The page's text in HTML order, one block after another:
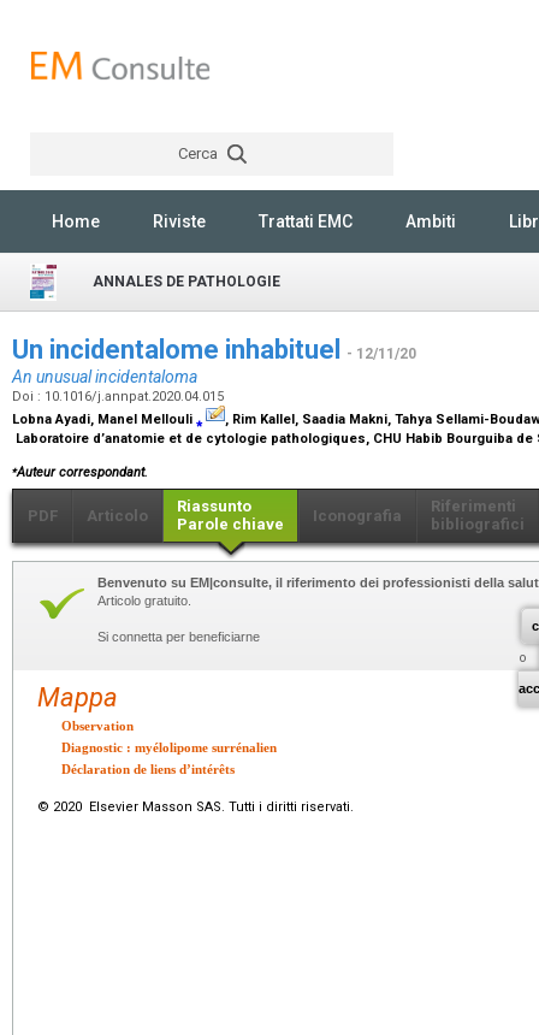
Cerca
Home Riviste Trattati EMC Ambiti
ANNALES DE PATHOLOGIE
Un incidentalome inhabituel - 12/11/20
An unusual incidentaloma
Doi : 10.1016/j.annpat.2020.04.015
Lobna Ayadi, Manel Mellouli ⁎
, Rim Kallel, Saadia Makni, Tahya Sellami-
Laboratoire d’anatomie et de cytologie pathologiques, CHU Habib Bourguiba de
⁎Auteur correspondant.
PDF Articolo
Riassunto
Parole chiave
Iconografia
Riferimenti
bibliografici
o
Benvenuto su EM|consulte, il riferimento dei professionisti della
Articolo gratuito.
Si connetta per beneficiarne
Mappa
Observation
Diagnostic : myélolipome surrénalien
Déclaration de liens d’intérêts
© 2020 Elsevier Masson SAS. Tutti i diritti riservati.